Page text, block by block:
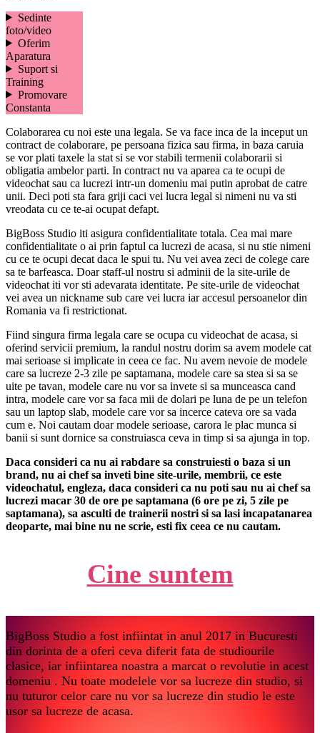
Sedinte
foto/video
Oferim
Aparatura
Suport si
Training
Promovare
Constanta
Colaborarea cu noi este una legala. Se va face inca de la inceput un
contract de colaborare, pe persoana fizica sau firma, in baza caruia
se vor plati taxele la stat si se vor stabili termenii colaborarii si
obligatia ambelor parti. In contract nu va aparea ca te ocupi de
videochat sau ca lucrezi intr-un domeniu mai putin aprobat de catre
unii. Deci poti sta fara griji caci vei lucra legal si nimeni nu va sti
vreodata cu ce te-ai ocupat defapt.
BigBoss Studio iti asigura confidentialitate totala. Cea mai mare
confidentialitate o ai prin faptul ca lucrezi de acasa, si nu stie nimeni
cu ce te ocupi decat daca le spui tu. Nu vei avea zeci de colege care
sa te barfeasca. Doar staff-ul nostru si adminii de la site-urile de
videochat iti vor sti adevarata identitate. Pe site-urile de videochat
vei avea un nickname sub care vei lucra iar accesul persoanelor din
Romania va fi restrictionat.
Fiind singura firma legala care se ocupa cu videochat de acasa, si
oferind servicii premium, la randul nostru dorim sa avem modele cat
mai serioase si implicate in ceea ce fac. Nu avem nevoie de modele
care sa lucreze 2-3 zile pe saptamana, modele care sa stea si sa se
uite pe tavan, modele care nu vor sa invete si sa munceasca cand
intra, modele care vor sa faca mii de dolari pe luna de pe un telefon
sau un laptop slab, modele care vor sa incerce cateva ore sa vada
cum e. Noi cautam doar modele serioase, carora le plac munca si
banii si sunt dornice sa construiasca ceva in timp si sa ajunga in top.
Daca consideri ca nu ai rabdare sa construiesti o baza si un
brand, nu ai chef sa inveti bine site-urile, membrii, ce este
videochatul, engleza, daca consideri ca nu poti sau nu ai chef sa
lucrezi macar 30 de ore pe saptamana (6 ore pe zi, 5 zile pe
saptamana), sa asculti de trainerii nostri si sa lasi incapatanarea
deoparte, mai bine nu ne scrie, esti fix ceea ce nu cautam.
Cine suntem
BigBoss Studio a fost infiintat in anul 2017 in Bucuresti
din dorinta de a oferi ceva diferit fata de studiourile
clasice, iar infiintarea noastra a marcat o revolutie in acest
domeniu . Nu toate modelele vor sa lucreze din studio, si
nu tuturor celor care nu vor sa lucreze din studio le este
usor sa lucreze de acasa.